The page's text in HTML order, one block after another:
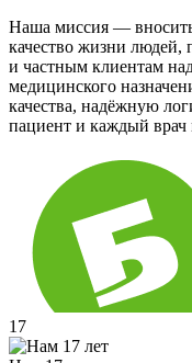
Наша миссия — вносить
качество жизни людей,
и частным клиентам
медицинского
качества, надёжную
пациент и каждый врач
17